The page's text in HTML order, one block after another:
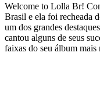
Welcome to Lolla Br!
Brasil e ela foi recheada
um dos grandes
cantou alguns de seus
faixas do seu álbum